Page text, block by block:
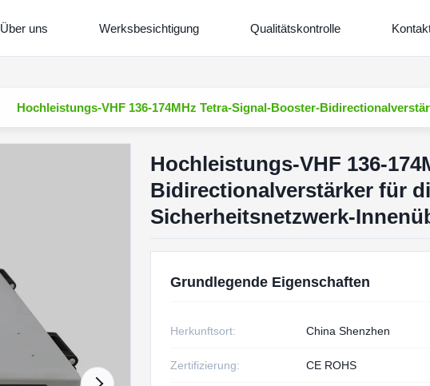
Über uns Werksbesichtigung Qualitätskontrolle
Hochleistungs-VHF 136-174MHz Tetra-Signal-Booster-
Hochleistungs-VHF 136-
Bidirectionalverstärker für
Sicherheitsnetzwerk-
Grundlegende Eigenschaften
Herkunftsort: China Shenzhen
Zertifizierung: CE ROHS